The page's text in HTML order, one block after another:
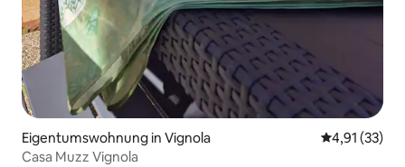
Eigentumswohnung in Vignola
4,91 (33)
Casa Muzz Vignola